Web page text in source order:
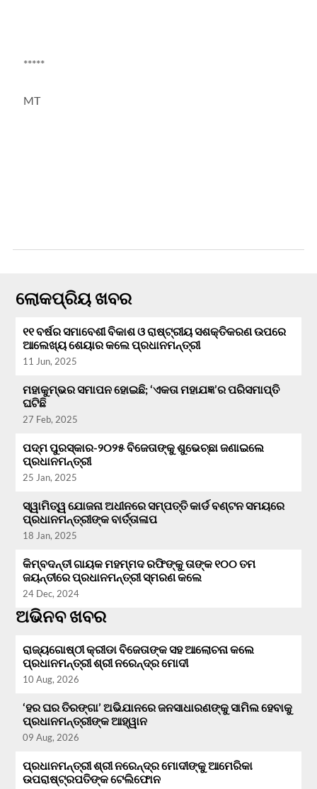
*****
MT
ଲୋକପ୍ରିୟ ଖବର
୧୧ ବର୍ଷର ସମାବେଶୀ ବିକାଶ ଓ ରାଷ୍ଟ୍ରୀୟ ସଶକ୍ତିକରଣ ଉପରେ
ଆଲେଖ୍ୟ ଶେୟାର କଲେ ପ୍ରଧାନମନ୍ତ୍ରୀ
11 Jun, 2025
ମହାକୁମ୍ଭର ସମାପନ ହୋଇଛି; ‘ଏକତା ମହାଯଜ୍ଞ’ର ପରିସମାପ୍ତି
ଘଟିଛି
27 Feb, 2025
ପଦ୍ମ ପୁରସ୍କାର-୨୦୨୫ ବିଜେତାଙ୍କୁ ଶୁଭେଚ୍ଛା ଜଣାଇଲେ
ପ୍ରଧାନମନ୍ତ୍ରୀ
25 Jan, 2025
ସ୍ୱାମିତ୍ୱ ଯୋଜନା ଅଧୀନରେ ସମ୍ପତ୍ତି କାର୍ଡ ବଣ୍ଟନ ସମୟରେ
ପ୍ରଧାନମନ୍ତ୍ରୀଙ୍କ ବାର୍ତ୍ତାଳାପ
18 Jan, 2025
କିମ୍ବଦନ୍ତୀ ଗାୟକ ମହମ୍ମଦ ରଫିଙ୍କୁ ତାଙ୍କ ୧୦୦ ତମ
ଜୟନ୍ତୀରେ ପ୍ରଧାନମନ୍ତ୍ରୀ ସ୍ମରଣ କଲେ
24 Dec, 2024
ଅଭିନବ ଖବର
ରାଜ୍ୟଗୋଷ୍ଠୀ କ୍ରୀଡା ବିଜେତାଙ୍କ ସହ ଆଲୋଚନା କଲେ
ପ୍ରଧାନମନ୍ତ୍ରୀ ଶ୍ରୀ ନରେନ୍ଦ୍ର ମୋଦୀ
10 Aug, 2026
‘ହର ଘର ତିରଙ୍ଗା’ ଅଭିଯାନରେ ଜନସାଧାରଣଙ୍କୁ ସାମିଲ ହେବାକୁ
ପ୍ରଧାନମନ୍ତ୍ରୀଙ୍କ ଆହ୍ୱାନ
09 Aug, 2026
ପ୍ରଧାନମନ୍ତ୍ରୀ ଶ୍ରୀ ନରେନ୍ଦ୍ର ମୋଦୀଙ୍କୁ ଆମେରିକା
ଉପରାଷ୍ଟ୍ରପତିଙ୍କ ଟେଲିଫୋନ